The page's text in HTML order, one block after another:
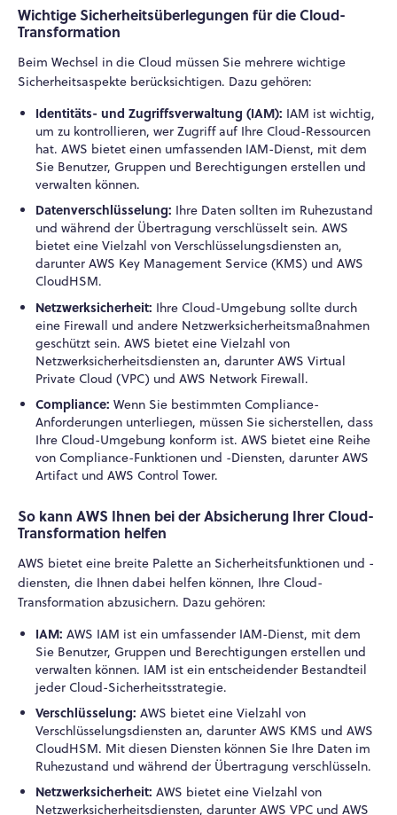
Wichtige Sicherheitsüberlegungen für die Cloud-
Transformation
Beim Wechsel in die Cloud müssen Sie mehrere wichtige
Sicherheitsaspekte berücksichtigen. Dazu gehören:
Identitäts- und Zugriffsverwaltung (IAM): IAM ist wichtig,
um zu kontrollieren, wer Zugriff auf Ihre Cloud-Ressourcen
hat. AWS bietet einen umfassenden IAM-Dienst, mit dem
Sie Benutzer, Gruppen und Berechtigungen erstellen und
verwalten können.
Datenverschlüsselung: Ihre Daten sollten im Ruhezustand
und während der Übertragung verschlüsselt sein. AWS
bietet eine Vielzahl von Verschlüsselungsdiensten an,
darunter AWS Key Management Service (KMS) und AWS
CloudHSM.
Netzwerksicherheit: Ihre Cloud-Umgebung sollte durch
eine Firewall und andere Netzwerksicherheitsmaßnahmen
geschützt sein. AWS bietet eine Vielzahl von
Netzwerksicherheitsdiensten an, darunter AWS Virtual
Private Cloud (VPC) und AWS Network Firewall.
Compliance: Wenn Sie bestimmten Compliance-
Anforderungen unterliegen, müssen Sie sicherstellen, dass
Ihre Cloud-Umgebung konform ist. AWS bietet eine Reihe
von Compliance-Funktionen und -Diensten, darunter AWS
Artifact und AWS Control Tower.
So kann AWS Ihnen bei der Absicherung Ihrer Cloud-
Transformation helfen
AWS bietet eine breite Palette an Sicherheitsfunktionen und -
diensten, die Ihnen dabei helfen können, Ihre Cloud-
Transformation abzusichern. Dazu gehören:
IAM: AWS IAM ist ein umfassender IAM-Dienst, mit dem
Sie Benutzer, Gruppen und Berechtigungen erstellen und
verwalten können. IAM ist ein entscheidender Bestandteil
jeder Cloud-Sicherheitsstrategie.
Verschlüsselung: AWS bietet eine Vielzahl von
Verschlüsselungsdiensten an, darunter AWS KMS und AWS
CloudHSM. Mit diesen Diensten können Sie Ihre Daten im
Ruhezustand und während der Übertragung verschlüsseln.
Netzwerksicherheit: AWS bietet eine Vielzahl von
Netzwerksicherheitsdiensten, darunter AWS VPC und AWS